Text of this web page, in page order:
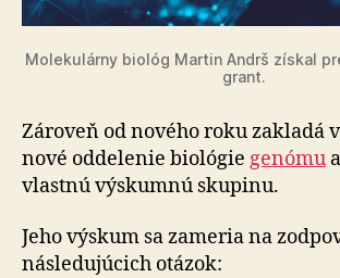
Molekulárny biológ Martin Andrš získal
grant.
Zároveň od nového roku zakladá v
nové oddelenie biológie genómu
vlastnú výskumnú skupinu.
Jeho výskum sa zameria na
následujúcich otázok: